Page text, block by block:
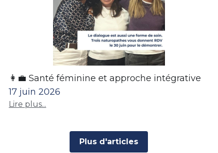
👩‍💼 Santé féminine et approche intégrative
17 juin 2026
Lire plus...
Plus d'articles